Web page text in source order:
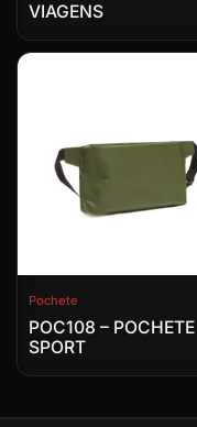
VIAGENS
Pochete
POC108 – POCHETE
SPORT